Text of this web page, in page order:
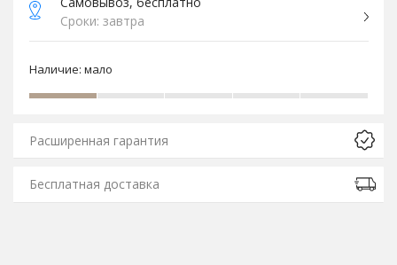
Сроки: завтра
Наличие: мало
Расширенная гарантия
Бесплатная доставка